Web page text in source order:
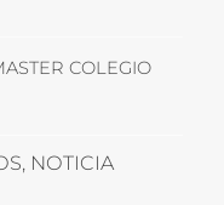
COLEGIO
, NOTICIA